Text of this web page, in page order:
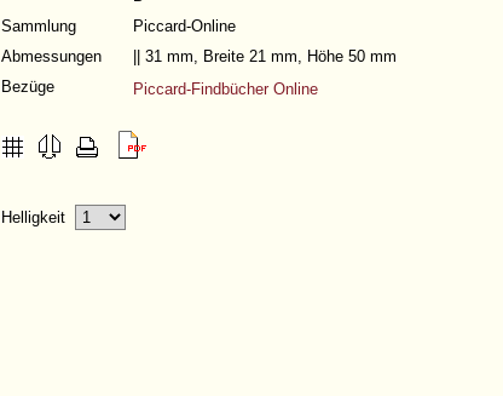
Sammlung
Piccard-Online
Abmessungen
|| 31 mm, Breite 21 mm, Höhe 50 mm
Bezüge
Piccard-Findbücher Online
Helligkeit